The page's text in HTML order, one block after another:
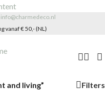
info@charmedeco.nl
vanaf € 50,- (NL)
and living” Filters